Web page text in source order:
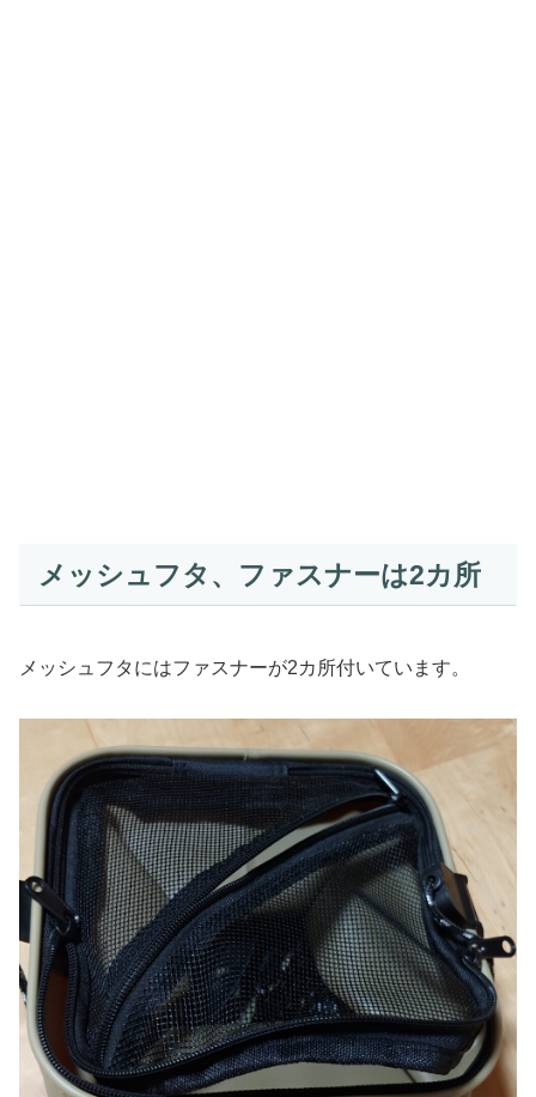
メッシュフタ、ファスナーは2カ所
メッシュフタにはファスナーが2カ所付いています。